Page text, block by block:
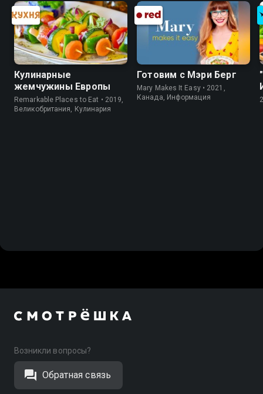
Кулинарные
жемчужины Европы
Remarkable Places to Eat • 2019,
Великобритания, Кулинария
Готовим с Мэри Берг
Mary Makes It Easy • 2021,
Канада, Информация
Возникли вопросы?
Обратная связь